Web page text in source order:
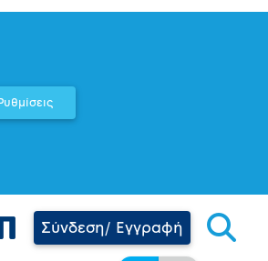
Σύνδεση/ Εγγραφή